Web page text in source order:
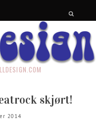
skjørt!
2014